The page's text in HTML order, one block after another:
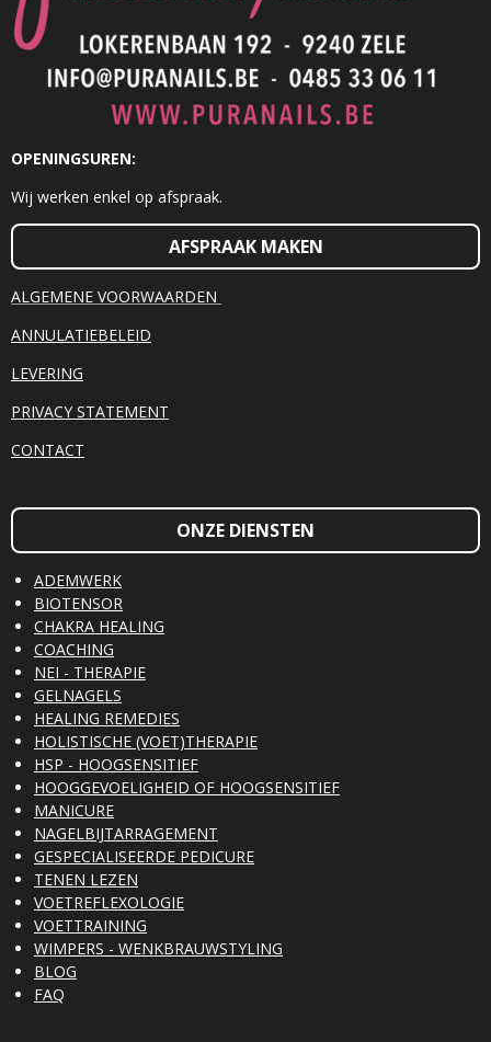
OPENINGSUREN:
Wij werken enkel op afspraak.
AFSPRAAK MAKEN
ALGEMENE VOORWAARDEN
ANNULATIEBELEID
LEVERING
PRIVACY STATEMENT
CONTACT
ONZE DIENSTEN
ADEMWERK
BIOTENSOR
CHAKRA HEALING
COACHING
NEI - THERAPIE
GELNAGELS
HEALING REMEDIES
HOLISTISCHE (VOET)THERAPIE
HSP - HOOGSENSITIEF
HOOGGEVOELIGHEID OF HOOGSENSITIEF
MANICURE
NAGELBIJTARRAGEMENT
GESPECIALISEERDE PEDICURE
TENEN LEZEN
VOETREFLEXOLOGIE
VOETTRAINING
WIMPERS - WENKBRAUWSTYLING
BLOG
FAQ